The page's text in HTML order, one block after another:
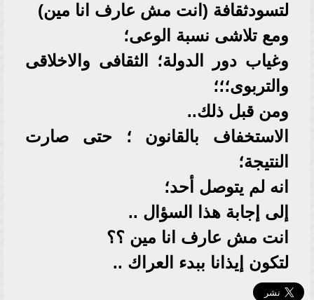
لتسودثقافة (انت مش عارف انا مين)
ومع تلاشى نسبة الوعى؛
وغياب دور الدولة؛ الثقافى والاخلاقى
والتربوى؛؛؛
ومن قبل ذلك..
الاستخفاف بالقانون ؛ حتى صارت
النتيجة؛
انه لم يتوصل أحد؛
إلى إجابة هذا السؤال ..
انت مش عارف انا مين ؟؟
لتكون إيذانا ببدء العراك ..